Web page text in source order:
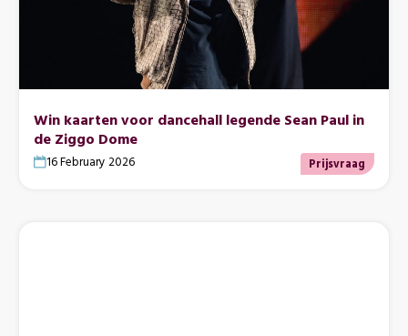
Win kaarten voor dancehall legende Sean Paul in
de Ziggo Dome
16 February 2026 Prijsvraag